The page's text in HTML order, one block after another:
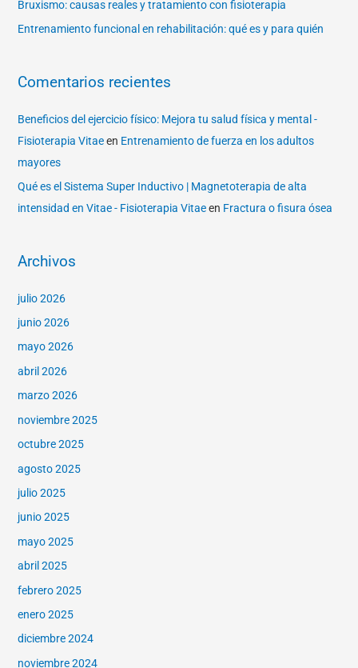
Bruxismo: causas reales y tratamiento con fisioterapia
Entrenamiento funcional en rehabilitación: qué es y para quién
Comentarios recientes
Beneficios del ejercicio físico: Mejora tu salud física y mental -
Fisioterapia Vitaeen Entrenamiento de fuerza en los adultos
mayores
Qué es el Sistema Super Inductivo | Magnetoterapia de alta
intensidad en Vitae - Fisioterapia Vitaeen Fractura o fisura ósea
Archivos
julio 2026
junio 2026
mayo 2026
abril 2026
marzo 2026
noviembre 2025
octubre 2025
agosto 2025
julio 2025
junio 2025
mayo 2025
abril 2025
febrero 2025
enero 2025
diciembre 2024
noviembre 2024